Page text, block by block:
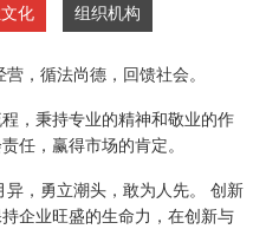
化 组织机构
，循法尚德，回馈社会。
，秉持专业的精神和敬业的作
任，赢得市场的肯定。
异，勇立潮头，敢为人先。 创新
企业旺盛的生命力，在创新与